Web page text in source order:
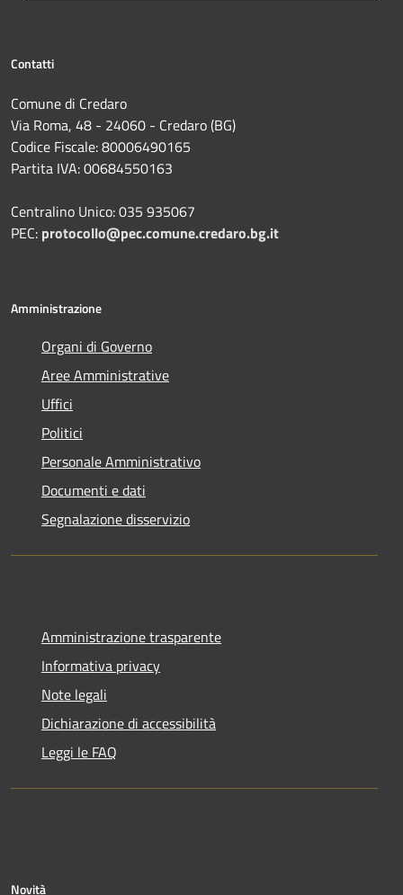
Contatti
Comune di Credaro
Via Roma, 48 - 24060 - Credaro (BG)
Codice Fiscale: 80006490165
Partita IVA: 00684550163
Centralino Unico: 035 935067
PEC: protocollo@pec.comune.credaro.bg.it
Amministrazione
Organi di Governo
Aree Amministrative
Uffici
Politici
Personale Amministrativo
Documenti e dati
Segnalazione disservizio
Amministrazione trasparente
Informativa privacy
Note legali
Dichiarazione di accessibilità
Leggi le FAQ
Novità